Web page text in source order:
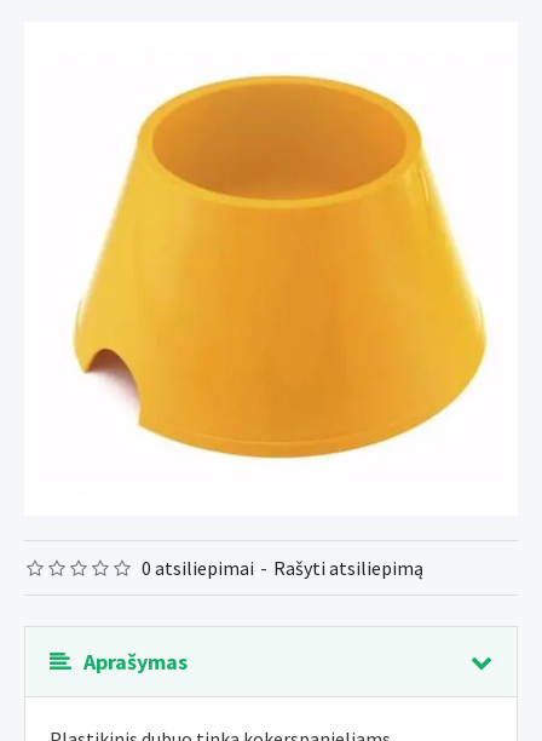
0 atsiliepimai - Rašyti atsiliepimą
Aprašymas